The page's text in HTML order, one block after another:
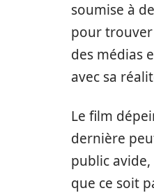
soumise à
pour
des médias
avec sa
Le film
dernière
public
que ce soit